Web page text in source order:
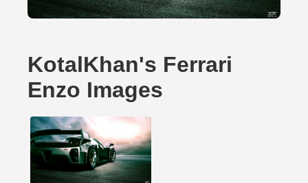
KotalKhan's Ferrari
Enzo Images